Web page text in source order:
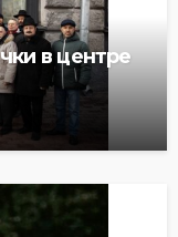
в центре